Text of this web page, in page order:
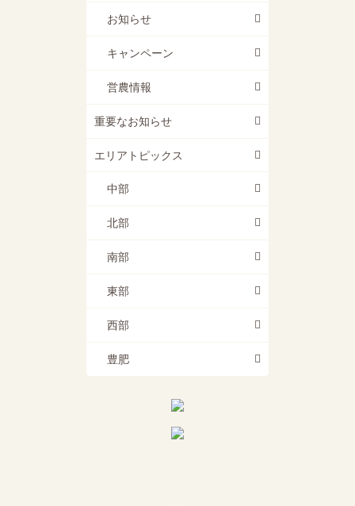
お知らせ
キャンペーン
営農情報
重要なお知らせ
エリアトピックス
中部
北部
南部
東部
西部
豊肥